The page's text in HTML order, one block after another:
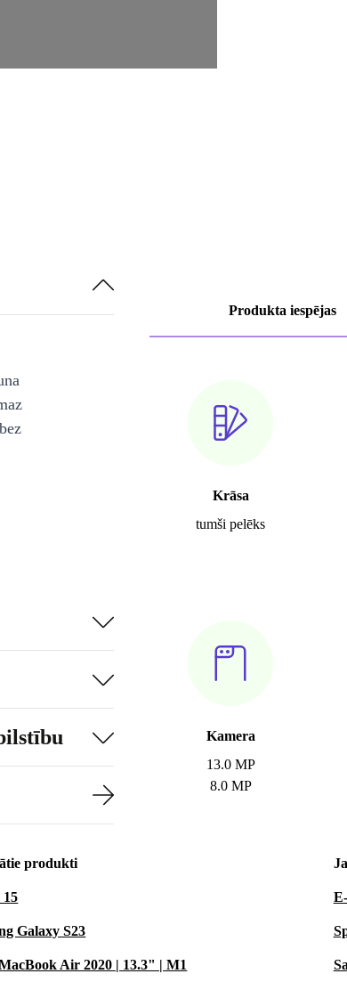
Produkta iespējas
Krāsa
tumši pelēks
Kamera
13.0 MP
8.0 MP
produkti
15
Galaxy S23
Air 2020 | 13.3" | M1